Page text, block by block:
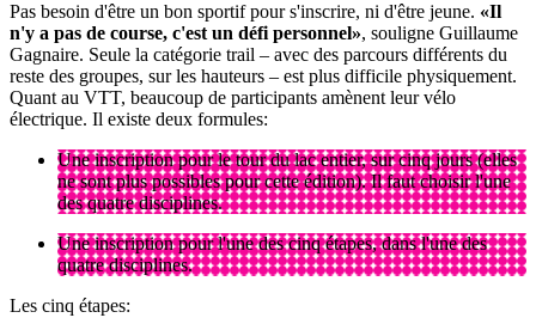
Pas besoin d'être un bon sportif pour s'inscrire, ni d'être jeune. «Il
n'y a pas de course, c'est un défi personnel», souligne Guillaume
Gagnaire. Seule la catégorie trail – avec des parcours différents du
reste des groupes, sur les hauteurs – est plus difficile physiquement.
Quant au VTT, beaucoup de participants amènent leur vélo
électrique. Il existe deux formules:
Une inscription pour le tour du lac entier, sur cinq jours (elles
ne sont plus possibles pour cette édition). Il faut choisir l'une
des quatre disciplines.
Une inscription pour l'une des cinq étapes, dans l'une des
quatre disciplines.
Les cinq étapes: